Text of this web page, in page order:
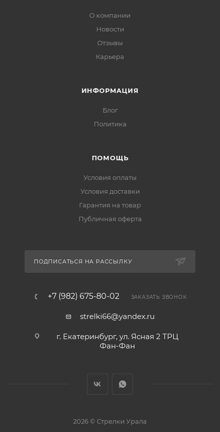
О компании
Новости
Отзывы
Карьера
ИНФОРМАЦИЯ
Блог
Политика
ПОМОЩЬ
Условия оплаты
Условия доставки
Гарантия на товар
Публичная оферта
ПОДПИСАТЬСЯ НА РАССЫЛКУ
+7 (982) 675-80-02 ЗАКАЗАТЬ ЗВОНОК
strelki66@yandex.ru
г. Екатеринбург, ул. Ясная 2 ТРЦ
Фан-Фан
2026 © Стрелки Урала